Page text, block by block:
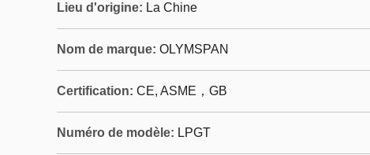
Lieu d'origine: La Chine
Nom de marque: OLYMSPAN
Certification: CE, ASME，GB
Numéro de modèle: LPGT